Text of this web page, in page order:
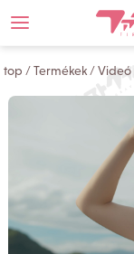
top /Termékek /Videó